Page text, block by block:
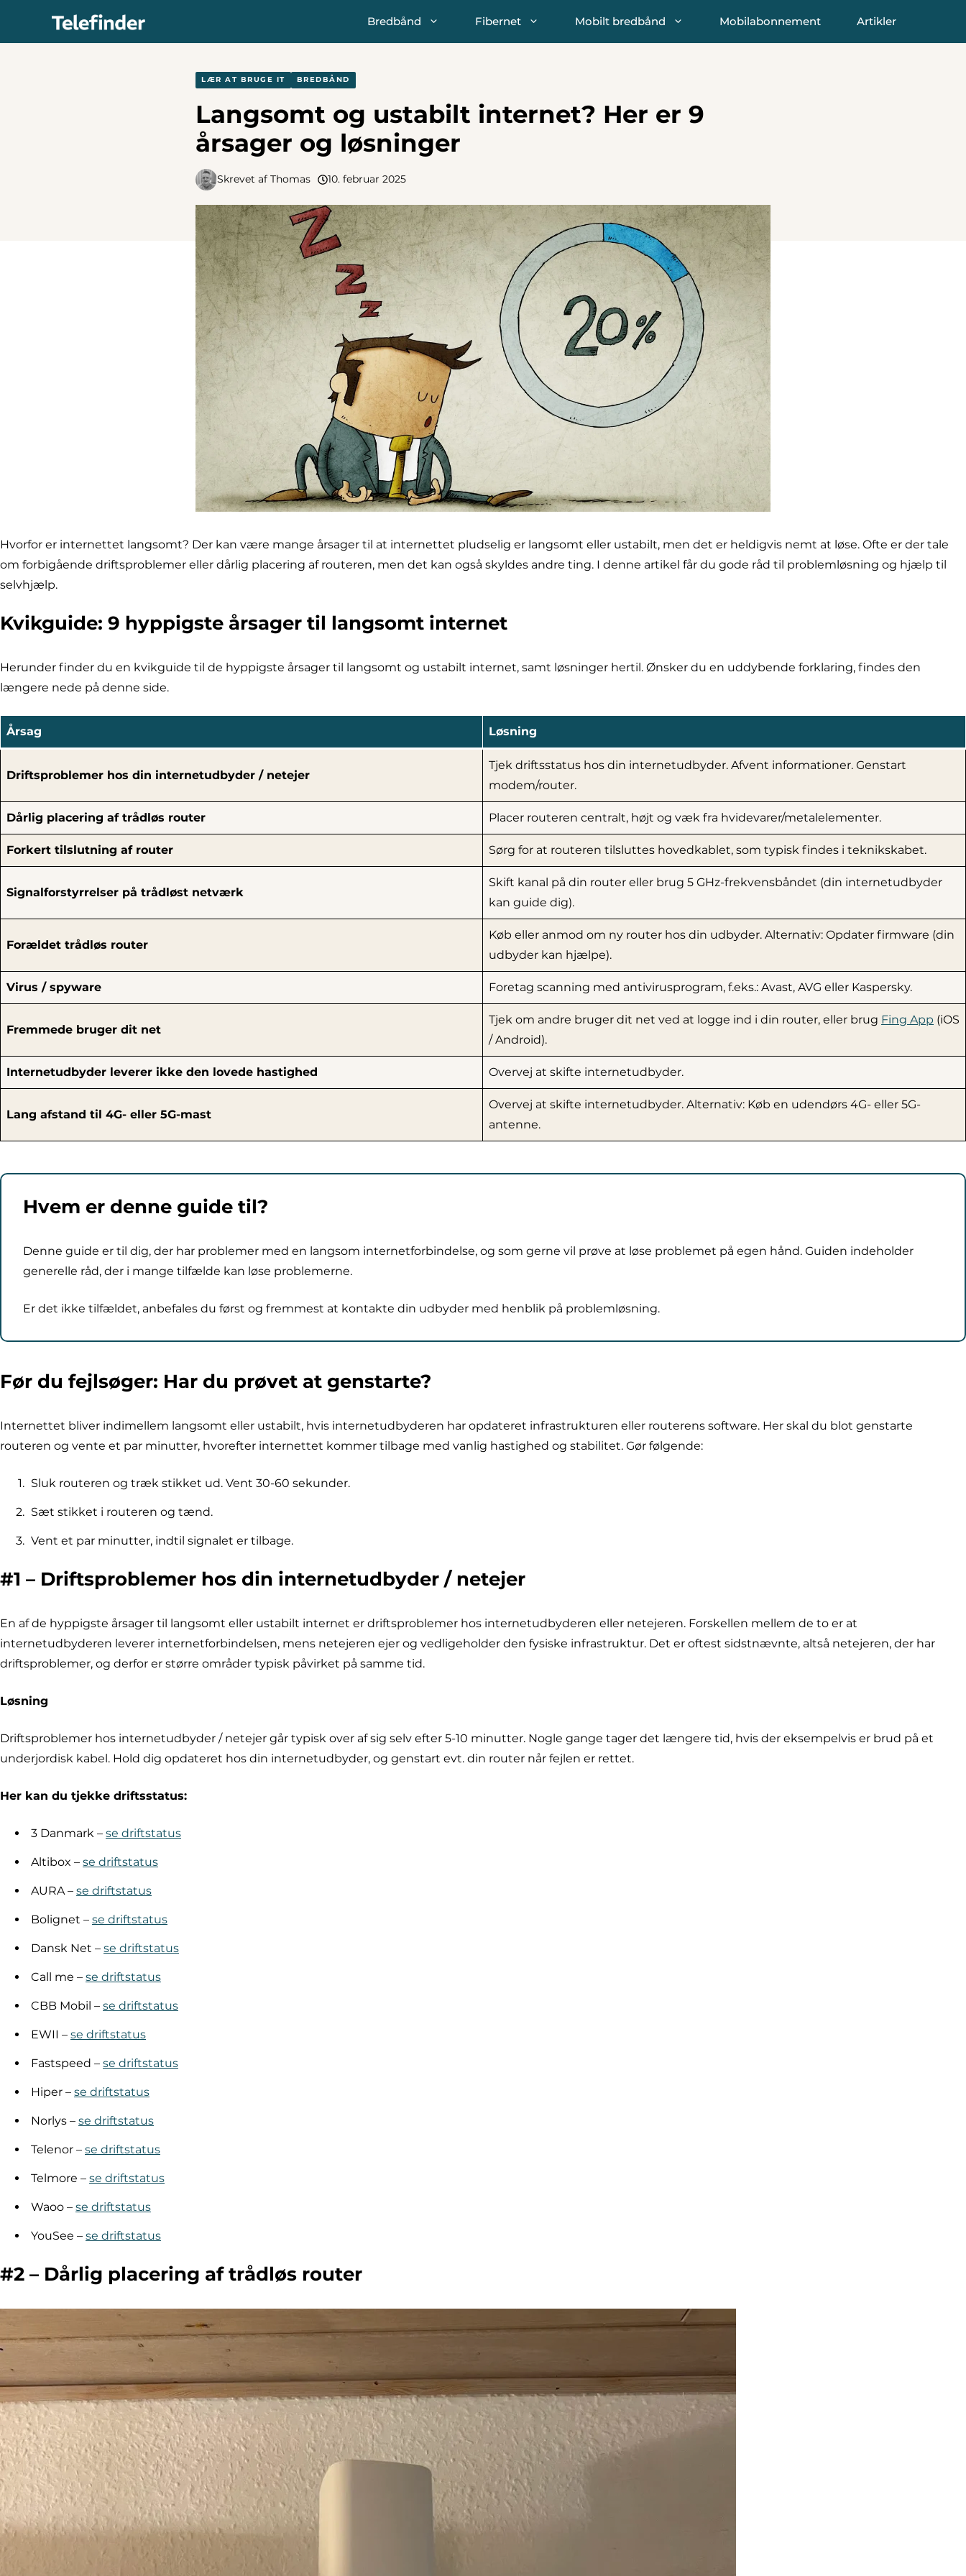
Bredbånd Fibernet Mobilt bredbånd Mobilabonnement Artikler
LÆR AT BRUGE IT BREDBÅND
Langsomt og ustabilt internet? Her er 9
årsager og løsninger
Skrevet af Thomas 10. februar 2025
Hvorfor er internettet langsomt? Der kan være mange årsager til at internettet pludselig er langsomt eller ustabilt, men det er heldigvis nemt at løse. Ofte er der tale
om forbigående driftsproblemer eller dårlig placering af routeren, men det kan også skyldes andre ting. I denne artikel får du gode råd til problemløsning og hjælp til
selvhjælp.
Kvikguide: 9 hyppigste årsager til langsomt internet
Herunder finder du en kvikguide til de hyppigste årsager til langsomt og ustabilt internet, samt løsninger hertil. Ønsker du en uddybende forklaring, findes den
længere nede på denne side.
Årsag Løsning
Driftsproblemer hos din internetudbyder / netejer
Tjek driftsstatus hos din internetudbyder. Afvent informationer. Genstart
modem/router.
Dårlig placering af trådløs router Placer routeren centralt, højt og væk fra hvidevarer/metalelementer.
Forkert tilslutning af router Sørg for at routeren tilsluttes hovedkablet, som typisk findes i teknikskabet.
Signalforstyrrelser på trådløst netværk
Skift kanal på din router eller brug 5 GHz-frekvensbåndet (din internetudbyder
kan guide dig).
Forældet trådløs router
Køb eller anmod om ny router hos din udbyder. Alternativ: Opdater firmware (din
udbyder kan hjælpe).
Virus / spyware Foretag scanning med antivirusprogram, f.eks.: Avast, AVG eller Kaspersky.
Fremmede bruger dit net
Tjek om andre bruger dit net ved at logge ind i din router, eller brug Fing App (iOS
/ Android).
Internetudbyder leverer ikke den lovede hastighed Overvej at skifte internetudbyder.
Lang afstand til 4G- eller 5G-mast
Overvej at skifte internetudbyder. Alternativ: Køb en udendørs 4G- eller 5G-
antenne.
Hvem er denne guide til?
Denne guide er til dig, der har problemer med en langsom internetforbindelse, og som gerne vil prøve at løse problemet på egen hånd. Guiden indeholder
generelle råd, der i mange tilfælde kan løse problemerne.
Er det ikke tilfældet, anbefales du først og fremmest at kontakte din udbyder med henblik på problemløsning.
Før du fejlsøger: Har du prøvet at genstarte?
Internettet bliver indimellem langsomt eller ustabilt, hvis internetudbyderen har opdateret infrastrukturen eller routerens software. Her skal du blot genstarte
routeren og vente et par minutter, hvorefter internettet kommer tilbage med vanlig hastighed og stabilitet. Gør følgende:
Sluk routeren og træk stikket ud. Vent 30-60 sekunder.
Sæt stikket i routeren og tænd.
Vent et par minutter, indtil signalet er tilbage.
#1 – Driftsproblemer hos din internetudbyder / netejer
En af de hyppigste årsager til langsomt eller ustabilt internet er driftsproblemer hos internetudbyderen eller netejeren. Forskellen mellem de to er at
internetudbyderen leverer internetforbindelsen, mens netejeren ejer og vedligeholder den fysiske infrastruktur. Det er oftest sidstnævnte, altså netejeren, der har
driftsproblemer, og derfor er større områder typisk påvirket på samme tid.
Løsning
Driftsproblemer hos internetudbyder / netejer går typisk over af sig selv efter 5-10 minutter. Nogle gange tager det længere tid, hvis der eksempelvis er brud på et
underjordisk kabel. Hold dig opdateret hos din internetudbyder, og genstart evt. din router når fejlen er rettet.
Her kan du tjekke driftsstatus:
3 Danmark – se driftstatus
Altibox – se driftstatus
AURA – se driftstatus
Bolignet – se driftstatus
Dansk Net – se driftstatus
Call me – se driftstatus
CBB Mobil – se driftstatus
EWII – se driftstatus
Fastspeed – se driftstatus
Hiper – se driftstatus
Norlys – se driftstatus
Telenor – se driftstatus
Telmore – se driftstatus
Waoo – se driftstatus
YouSee – se driftstatus
#2 – Dårlig placering af trådløs router